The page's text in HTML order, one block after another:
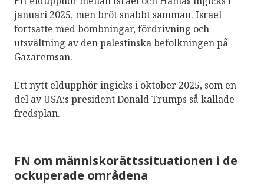
januari 2025, men bröt snabbt samman. Israel
fortsatte med bombningar, fördrivning och
utsvältning av den palestinska befolkningen på
Gazaremsan.
Ett nytt eldupphör ingicks i oktober 2025, som en
del av USA:s presidentDonald Trumps så kallade
fredsplan.
FN om människorättssituationen i de
ockuperade områdena